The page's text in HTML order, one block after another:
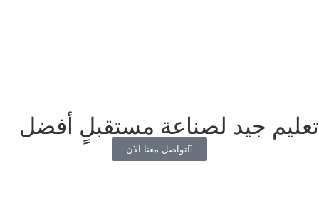
تعليم جيد لصناعة مستقبلٍ أفضل
تواصل معنا الآن